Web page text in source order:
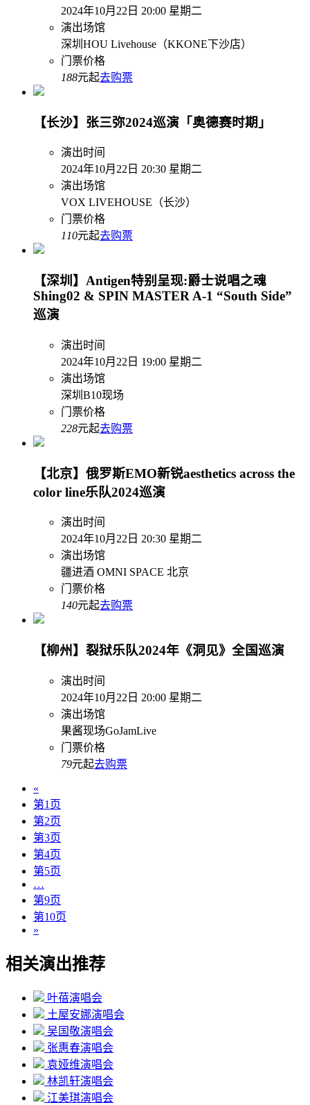
2024年10月22日 20:00 星期二
演出场馆
深圳HOU Livehouse（KKONE下沙店）
门票价格
188元起去购票
【长沙】张三弥2024巡演「奥德赛时期」
演出时间
2024年10月22日 20:30 星期二
演出场馆
VOX LIVEHOUSE（长沙）
门票价格
110元起去购票
【深圳】Antigen特别呈现:爵士说唱之魂
Shing02 & SPIN MASTER A-1 “South Side”
巡演
演出时间
2024年10月22日 19:00 星期二
演出场馆
深圳B10现场
门票价格
228元起去购票
【北京】俄罗斯EMO新锐aesthetics across the
color line乐队2024巡演
演出时间
2024年10月22日 20:30 星期二
演出场馆
疆进酒 OMNI SPACE 北京
门票价格
140元起去购票
【柳州】裂狱乐队2024年《洞见》全国巡演
演出时间
2024年10月22日 20:00 星期二
演出场馆
果酱现场GoJamLive
门票价格
79元起去购票
«
第1页
第2页
第3页
第4页
第5页
…
第9页
第10页
»
相关演出推荐
叶蓓演唱会
土屋安娜演唱会
吴国敬演唱会
张惠春演唱会
袁娅维演唱会
林凯轩演唱会
江美琪演唱会